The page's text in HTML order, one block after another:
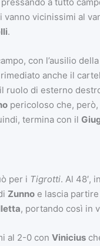
vicinissimi al
.
con l’ausilio
anche il
ruolo di esterno
pericoloso che, però,
termina con il
per i Tigrotti. Al 48′,
Zunnoe lascia partire
, portando così in
al 2-0 con Vinicius